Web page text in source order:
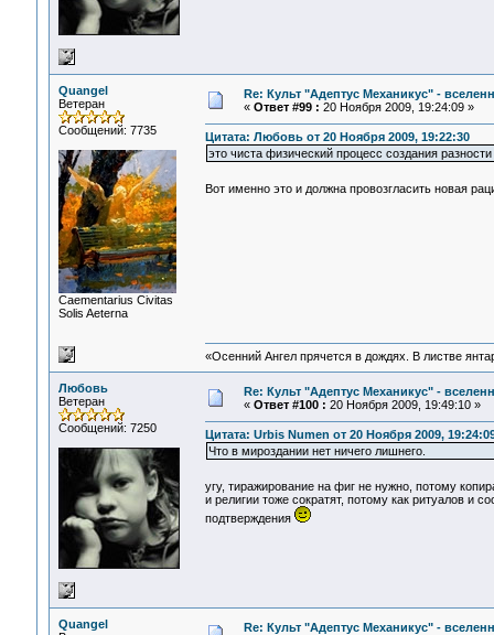
Quangel
Ветеран
Сообщений: 7735
Сaementarius Civitas
Solis Aeterna
Re: Культ "Адептус Механикус" -
« Ответ #99 : 20 Ноября 2009, 19:24:09 »
Цитата: Любовь от 20 Ноября 2009, 19:22:30
это чиста физический процесс создания
Вот именно это и должна провозгласить новая
«Осенний Ангел прячется в дождях. В листве
Любовь
Ветеран
Сообщений: 7250
Re: Культ "Адептус Механикус" -
« Ответ #100 : 20 Ноября 2009, 19:49:10 »
Цитата: Urbis Numen от 20 Ноября 2009,
Что в мироздании нет ничего лишнего.
угу, тиражирование на фиг не нужно, потому
и религии тоже сократят, потому как ритуалов и
подтверждения
Quangel
Re: Культ "Адептус Механикус" -